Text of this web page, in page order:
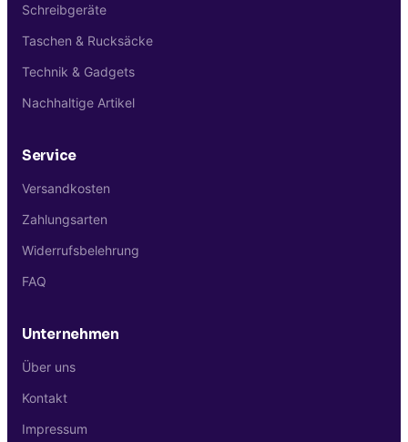
Schreibgeräte
Taschen & Rucksäcke
Technik & Gadgets
Nachhaltige Artikel
Service
Versandkosten
Zahlungsarten
Widerrufsbelehrung
FAQ
Unternehmen
Über uns
Kontakt
Impressum